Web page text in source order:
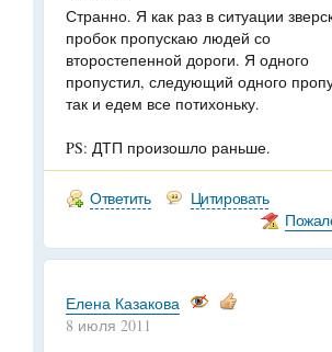
Странно. Я как раз в ситуации
пробок пропускаю людей со
второстепенной дороги. Я одного
пропустил, следующий одного
так и едем все потихоньку.
PS: ДТП произошло раньше.
Ответить
Цитировать
Елена Казакова
8 июля 2011